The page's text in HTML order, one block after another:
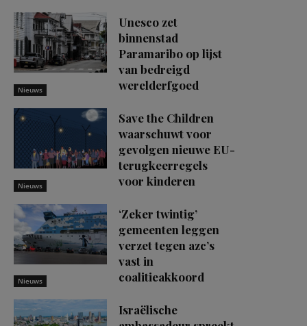
Nieuws
Unesco zet
binnenstad
Paramaribo op lijst
van bedreigd
werelderfgoed
Nieuws
Save the Children
waarschuwt voor
gevolgen nieuwe EU-
terugkeerregels
voor kinderen
Nieuws
‘Zeker twintig’
gemeenten leggen
verzet tegen azc’s
vast in
coalitieakkoord
Israëlische